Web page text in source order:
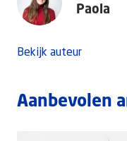
Paola
Bekijk auteur
Aanbevolen